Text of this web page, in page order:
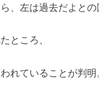
、左は過去だよとの
ところ、
れていることが判明